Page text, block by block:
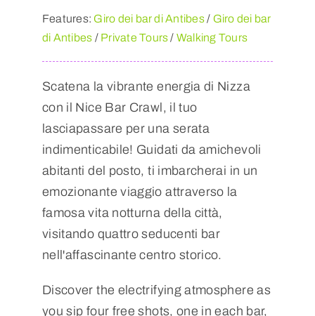
Features: Giro dei bar di Antibes/ Giro dei bar
di Antibes / Private Tours/ Walking Tours
Scatena la vibrante energia di Nizza
con il Nice Bar Crawl, il tuo
lasciapassare per una serata
indimenticabile! Guidati da amichevoli
abitanti del posto, ti imbarcherai in un
emozionante viaggio attraverso la
famosa vita notturna della città,
visitando quattro seducenti bar
nell'affascinante centro storico.
Discover the electrifying atmosphere as
you sip four free shots, one in each bar,